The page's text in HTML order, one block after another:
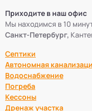
Приходите в наш офис
Мы находимся в 10
Санкт-Петербург,
Септики
Автономная
Водоснабжение
Погреба
Кессоны
Дренаж участка